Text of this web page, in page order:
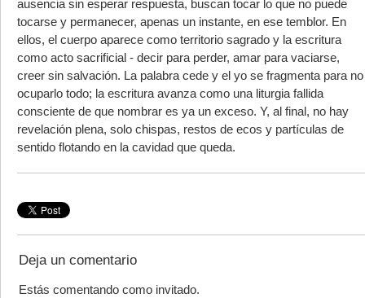
ausencia sin esperar respuesta, buscan tocar lo que no puede
tocarse y permanecer, apenas un instante, en ese temblor. En
ellos, el cuerpo aparece como territorio sagrado y la escritura
como acto sacrificial - decir para perder, amar para vaciarse,
creer sin salvación. La palabra cede y el yo se fragmenta para no
ocuparlo todo; la escritura avanza como una liturgia fallida
consciente de que nombrar es ya un exceso. Y, al final, no hay
revelación plena, solo chispas, restos de ecos y partículas de
sentido flotando en la cavidad que queda.
Deja un comentario
Estás comentando como invitado.